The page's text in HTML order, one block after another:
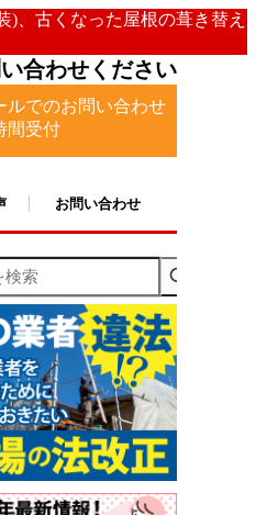
、古くなった屋根の葺き替え
合わせください
ルでのお問い合わせ
間受付
お問い合わせ
索